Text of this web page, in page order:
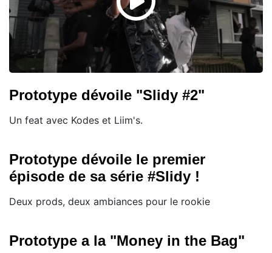
Prototype dévoile "Slidy #2"
Un feat avec Kodes et Liim's.
Prototype dévoile le premier
épisode de sa série #Slidy !
Deux prods, deux ambiances pour le rookie
Prototype a la "Money in the Bag"